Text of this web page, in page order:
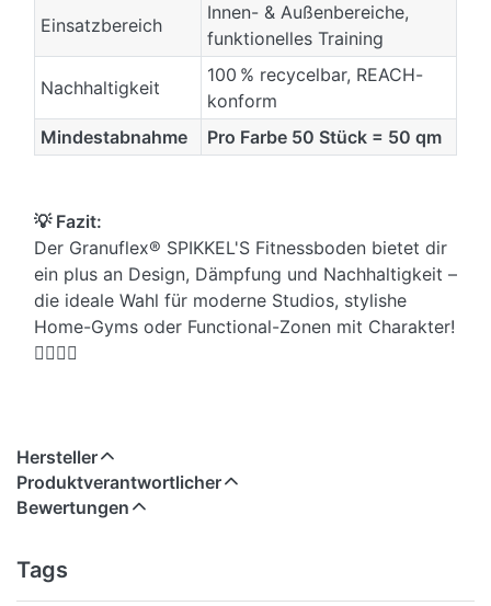
Einsatzbereich
Innen- & Außenbereiche,
funktionelles Training
Nachhaltigkeit
100 % recycelbar, REACH-
konform
Mindestabnahme
Pro Farbe 50 Stück = 50 qm
💡 Fazit:
Der Granuflex® SPIKKEL'S Fitnessboden bietet dir
ein plus an Design, Dämpfung und Nachhaltigkeit –
die ideale Wahl für moderne Studios, stylishe
Home-Gyms oder Functional-Zonen mit Charakter!
🏋️‍♂️🌈♻️
Hersteller
Produktverantwortlicher
Bewertungen
Tags